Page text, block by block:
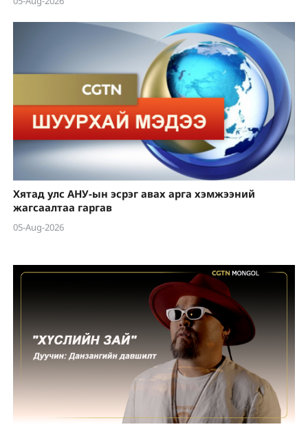
Хятад улс АНУ-ын эсрэг авах арга хэмжээний
жагсаалтаа гаргав
05-Aug-2026